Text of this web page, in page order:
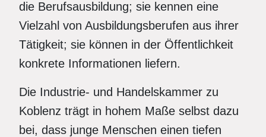
die Berufsausbildung; sie kennen eine
Vielzahl von Ausbildungsberufen aus ihrer
Tätigkeit; sie können in der Öffentlichkeit
konkrete Informationen liefern.
Die Industrie- und Handelskammer zu
Koblenz trägt in hohem Maße selbst dazu
bei, dass junge Menschen einen tiefen